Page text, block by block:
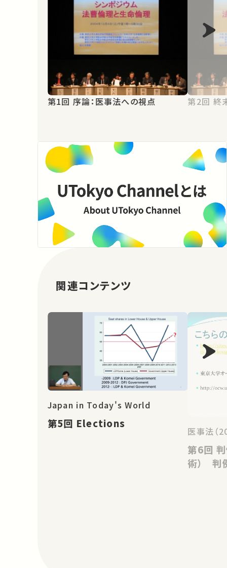
第1回 序論：医事法への視点 第2
関連コンテンツ
Japan in Today's World
第5回 Elections
医事法（
第6回 判例37（ロボトミー手
術） 判